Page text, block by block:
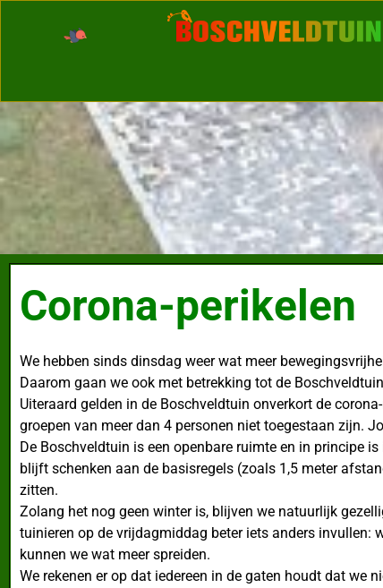
Corona-perikelen
We hebben sinds dinsdag weer wat meer
Daarom gaan we ook met betrekking tot de
Uiteraard gelden in de Boschveldtuin onverkort de
groepen van meer dan 4 personen niet toegestaan zijn.
De Boschveldtuin is een openbare ruimte en in principe
blijft schenken aan de basisregels (zoals 1,5 meter
zitten.
Zolang het nog geen winter is, blijven we natuurlijk
tuinieren op de vrijdagmiddag beter iets anders invullen:
kunnen we wat meer spreiden.
We rekenen er op dat iedereen in de gaten houdt dat we